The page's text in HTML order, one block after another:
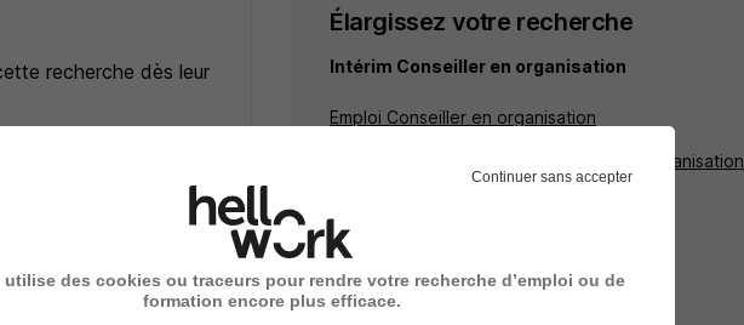
recherche dès leur
les
Élargissez votre recherche
Intérim Conseiller en organisation
Emploi Conseiller en organisation
Entreprises qui recrutent Conseiller en organisation
Continuer sans accepter
utilise des cookies ou traceurs pour rendre votre recherche d’emploi ou de
formation encore plus efficace.